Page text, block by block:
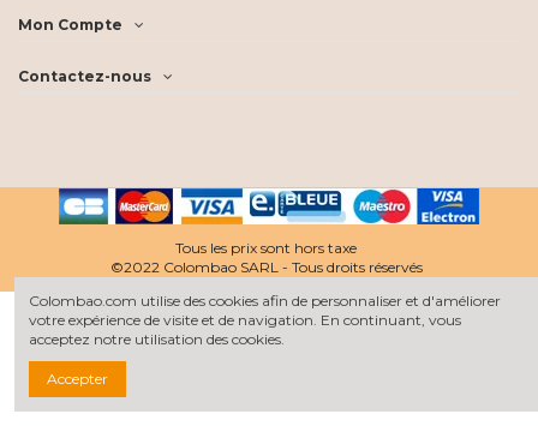
Mon Compte
Contactez-nous
Tous les prix sont hors taxe
©2022 Colombao SARL - Tous droits réservés
Colombao.com utilise des cookies afin de personnaliser et d'améliorer
votre expérience de visite et de navigation. En continuant, vous
acceptez notre utilisation des cookies.
Accepter